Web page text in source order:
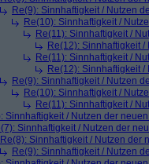
Re(9): Sinnhaftigkeit / Nutzen
Re(10): Sinnhaftigkeit /
Re(11): Sinnhaftigkeit /
Re(12): Sinnhaftigkeit
Re(11): Sinnhaftigkeit /
Re(12): Sinnhaftigkeit
Re(9): Sinnhaftigkeit / Nutzen
Re(10): Sinnhaftigkeit /
Re(11): Sinnhaftigkeit /
Sinnhaftigkeit / Nutzen der
Sinnhaftigkeit / Nutzen der
Re(8): Sinnhaftigkeit / Nutzen der
Re(9): Sinnhaftigkeit / Nutzen